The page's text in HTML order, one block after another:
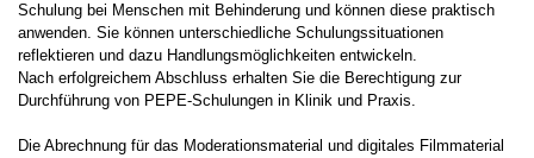
Schulung bei Menschen mit Behinderung und können diese praktisch
anwenden. Sie können unterschiedliche Schulungssituationen
reflektieren und dazu Handlungsmöglichkeiten entwickeln.
Nach erfolgreichem Abschluss erhalten Sie die Berechtigung zur
Durchführung von PEPE-Schulungen in Klinik und Praxis.
Die Abrechnung für das Moderationsmaterial und digitales Filmmaterial